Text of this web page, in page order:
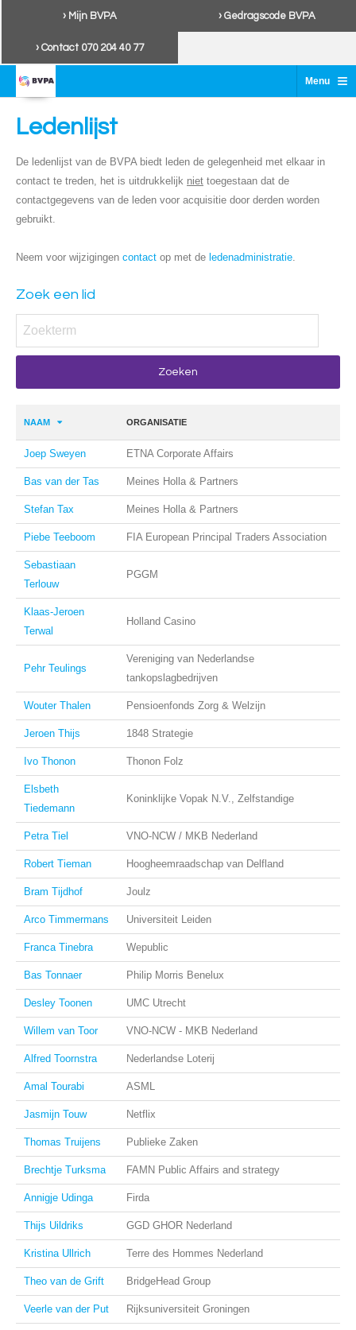
› Mijn BVPA › Gedragscode BVPA
› Contact 070 204 40 77
Menu ≡
Ledenlijst
De ledenlijst van de BVPA biedt leden de gelegenheid met elkaar in
contact te treden, het is uitdrukkelijk niet toegestaan dat de
contactgegevens van de leden voor acquisitie door derden worden
gebruikt.
Neem voor wijzigingen contact op met de ledenadministratie.
Zoek een lid
NAAM ORGANISATIE
Joep Sweyen ETNA Corporate Affairs
Bas van der Tas Meines Holla & Partners
Stefan Tax Meines Holla & Partners
Piebe Teeboom FIA European Principal Traders Association
Sebastiaan
Terlouw
PGGM
Klaas-Jeroen
Terwal
Holland Casino
Pehr Teulings
Vereniging van Nederlandse
tankopslagbedrijven
Wouter Thalen Pensioenfonds Zorg & Welzijn
Jeroen Thijs 1848 Strategie
Ivo Thonon Thonon Folz
Elsbeth
Tiedemann
Koninklijke Vopak N.V., Zelfstandige
Petra Tiel VNO-NCW / MKB Nederland
Robert Tieman Hoogheemraadschap van Delfland
Bram Tijdhof Joulz
Arco Timmermans Universiteit Leiden
Franca Tinebra Wepublic
Bas Tonnaer Philip Morris Benelux
Desley Toonen UMC Utrecht
Willem van Toor VNO-NCW - MKB Nederland
Alfred Toornstra Nederlandse Loterij
Amal Tourabi ASML
Jasmijn Touw Netflix
Thomas Truijens Publieke Zaken
Brechtje Turksma FAMN Public Affairs and strategy
Annigje Udinga Firda
Thijs Uildriks GGD GHOR Nederland
Kristina Ullrich Terre des Hommes Nederland
Theo van de Grift BridgeHead Group
Veerle van der Put Rijksuniversiteit Groningen